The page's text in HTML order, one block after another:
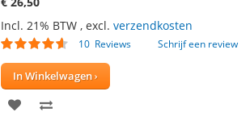
Incl. 21% BTW , excl. verzendkosten
Waardering:
10 Reviews Schrijf een review
In Winkelwagen
VOEG